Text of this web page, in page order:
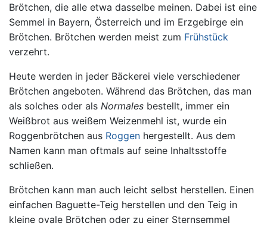
Brötchen, die alle etwa dasselbe meinen. Dabei ist eine
Semmel in Bayern, Österreich und im Erzgebirge ein
Brötchen. Brötchen werden meist zum Frühstück
verzehrt.
Heute werden in jeder Bäckerei viele verschiedener
Brötchen angeboten. Während das Brötchen, das man
als solches oder als Normales bestellt, immer ein
Weißbrot aus weißem Weizenmehl ist, wurde ein
Roggenbrötchen aus Roggen hergestellt. Aus dem
Namen kann man oftmals auf seine Inhaltsstoffe
schließen.
Brötchen kann man auch leicht selbst herstellen. Einen
einfachen Baguette-Teig herstellen und den Teig in
kleine ovale Brötchen oder zu einer Sternsemmel